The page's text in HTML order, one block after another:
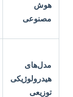
هوش
مصنوعی
مدل‌های
هیدرولوژیکی
توزیعی